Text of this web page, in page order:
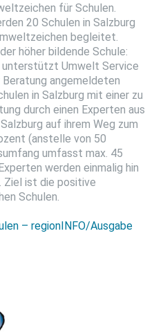
für Schulen.
20 Schulen in Salzburg
begleitet.
höher bil­dende Schule:
unterstützt Umwelt Service
angemeldeten
in Salz­burg mit einer zu
durch einen Experten aus
auf ihrem Weg zum
(anstelle von 50
umfasst max. 45
werden einmalig hin
ist die positive
Schulen.
– regionINFO/Ausgabe